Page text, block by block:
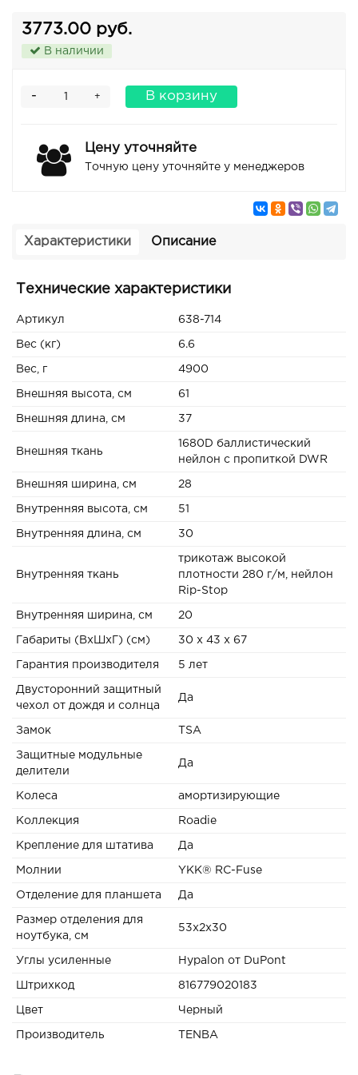
3773.00 руб.
В наличии
+
- В корзину
Цену уточняйте
Точную цену уточняйте у менеджеров
Характеристики Описание
Технические характеристики
Артикул 638-714
Вес (кг) 6.6
Вес, г 4900
Внешняя высота, см 61
Внешняя длина, см 37
Внешняя ткань
1680D баллистический
нейлон с пропиткой DWR
Внешняя ширина, см 28
Внутренняя высота, см 51
Внутренняя длина, см 30
Внутренняя ткань
трикотаж высокой
плотности 280 г/м, нейлон
Rip-Stop
Внутренняя ширина, см 20
Габариты (ВxШxГ) (см) 30 x 43 x 67
Гарантия производителя 5 лет
Двусторонний защитный
чехол от дождя и солнца
Да
Замок TSA
Защитные модульные
делители
Да
Колеса амортизирующие
Коллекция Roadie
Крепление для штатива Да
Молнии YKK® RC-Fuse
Отделение для планшета Да
Размер отделения для
ноутбука, см
53х2х30
Углы усиленные Hypalon от DuPont
Штрихкод 816779020183
Цвет Черный
Производитель TENBA